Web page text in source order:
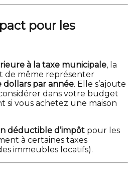
pour les
à la taxe municipale, la
de même représenter
dollars par année. Elle s’ajoute
dans votre budget
si vous achetez une maison
déductible d’impôt pour les
à certaines taxes
immeubles locatifs).